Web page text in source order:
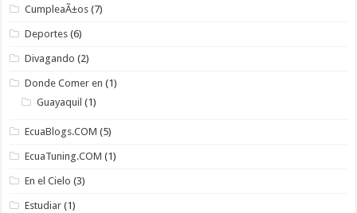
CumpleaÃ±os (7)
Deportes (6)
Divagando (2)
Donde Comer en (1)
Guayaquil (1)
EcuaBlogs.COM (5)
EcuaTuning.COM (1)
En el Cielo (3)
Estudiar (1)